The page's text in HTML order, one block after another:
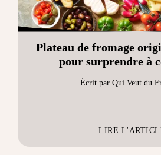
Plateau de fromage
pour surprendre à
Écrit par Qui Veut du
LIRE